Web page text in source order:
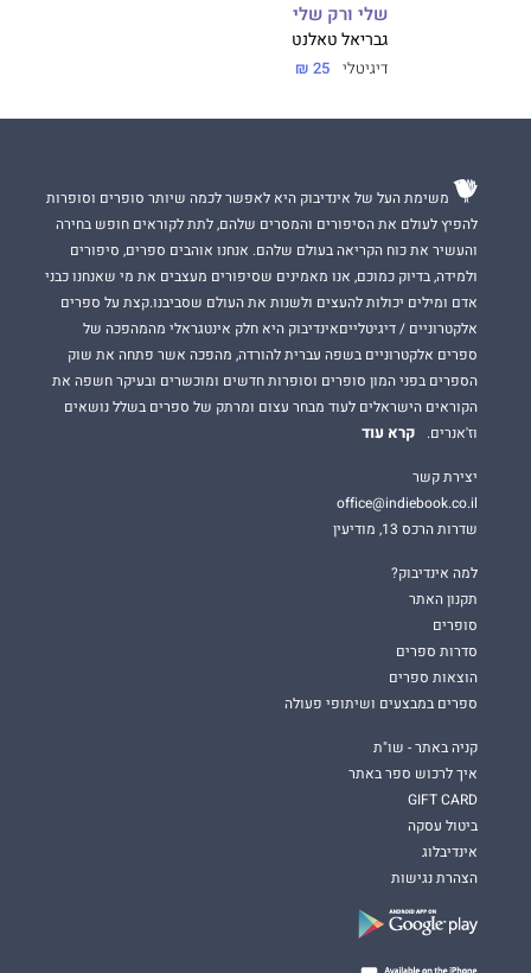
שלי ורק שלי
גבריאל טאלנט
דיגיטלי 25 ₪
משימת העל של אינדיבוק היא לאפשר לכמה שיותר סופרים וסופרות
להפיץ לעולם את הסיפורים והמסרים שלהם, לתת לקוראים חופש בחירה
והעשיר את כוח הקריאה בעולם שלהם. אנחנו אוהבים ספרים, סיפורים
ולמידה, בדיוק כמוכם, אנו מאמינים שסיפורים מעצבים את מי שאנחנו כבני
אדם ומילים יכולות להעצים ולשנות את העולם שסביבנו.קצת על ספרים
אלקטרוניים / דיגיטלייםאינדיבוק היא חלק אינטגראלי מהמהפכה של
ספרים אלקטרוניים בשפה עברית להורדה, מהפכה אשר פתחה את שוק
הספרים בפני המון סופרים וסופרות חדשים ומוכשרים ובעיקר חשפה את
הקוראים הישראלים לעוד מבחר עצום ומרתק של ספרים בשלל נושאים
וז'אנרים.
קרא עוד
יצירת קשר
office@indiebook.co.il
שדרות הרכס 13, מודיעין
למה אינדיבוק?
תקנון האתר
סופרים
סדרות ספרים
הוצאות ספרים
ספרים במבצעים ושיתופי פעולה
קניה באתר - שו"ת
איך לרכוש ספר באתר
GIFT CARD
ביטול עסקה
אינדיבלוג
הצהרת נגישות